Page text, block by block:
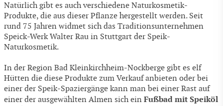
Natürlich gibt es auch verschiedene Naturkosmetik-
Produkte, die aus dieser Pflanze hergestellt werden. Seit
rund 75 Jahren widmet sich das Traditionsunternehmen
Speick-Werk Walter Rau in Stuttgart der Speik-
Naturkosmetik.
In der Region Bad Kleinkirchheim-Nockberge gibt es elf
Hütten die diese Produkte zum Verkauf anbieten oder bei
einer der Speik-Spaziergänge kann man bei einer Rast auf
einer der ausgewählten Almen sich ein Fußbad mit Speiköl